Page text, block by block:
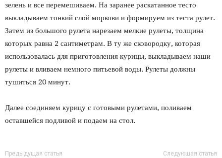
зелень и все перемешиваем. На заранее раскатанное тесто
выкладываем тонкий слой моркови и формируем из теста рулет.
Затем из большого рулета нарезаем мелкие рулеты, толщина
которых равна 2 сантиметрам. В ту же сковородку, которая
использовалась для приготовления курицы, выкладываем наши
рулеты и вливаем немного питьевой воды. Рулеты должны
тушиться 20 минут.
Далее соединяем курицу с готовыми рулетами, поливаем
оставшейся подливой и подаем на стол.
Предыдущая статья Следующая статья